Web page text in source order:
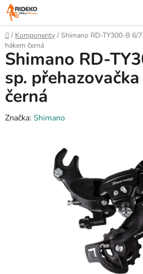
Přejít
na
obsah
Domů
/ Komponenty / Shimano RD-TY300-B 6/
hákem černá
Shimano RD-
sp.
černá
Značka: Shimano